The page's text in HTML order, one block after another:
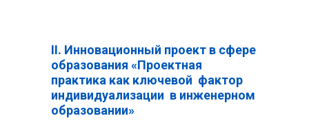
II. Инновационный проект в сфере
образования «Проектная
практика как ключевой фактор
индивидуализации в инженерном
образовании»